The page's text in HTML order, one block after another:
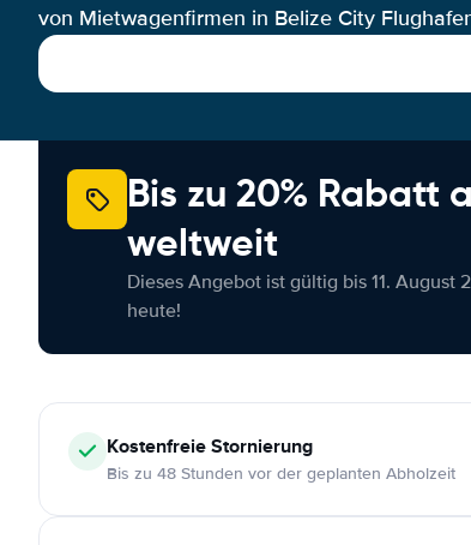
von Mietwagenfirmen in Belize City
Bis zu 20% Rabatt
weltweit
Dieses Angebot ist gültig bis 11. August
heute!
KostenfreieStornierung
Bis zu 48 Stunden vor der geplanten Abholzeit